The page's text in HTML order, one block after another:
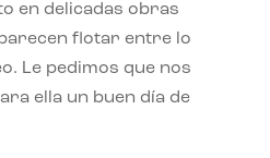
en delicadas obras
flotar entre lo
Le pedimos que nos
ella un buen día de